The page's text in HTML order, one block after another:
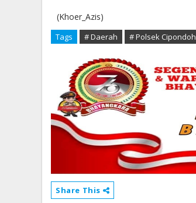
(Khoer_Azis)
Tags # Daerah # Polsek Cipondoh
Share This